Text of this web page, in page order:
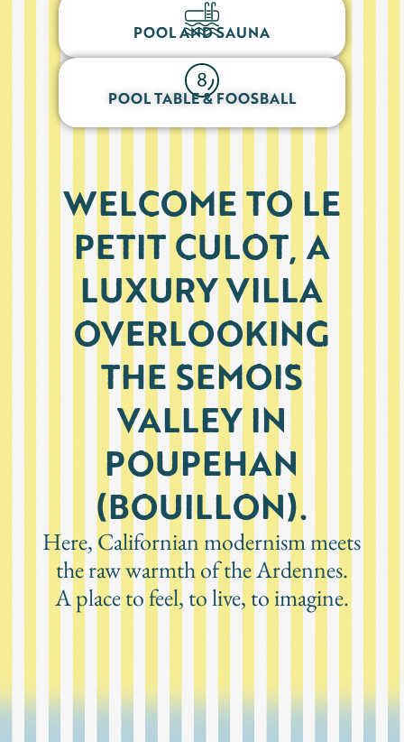
POOL AND SAUNA
POOL TABLE & FOOSBALL
WELCOME TO LE
PETIT CULOT, A
LUXURY VILLA
OVERLOOKING
THE SEMOIS
VALLEY IN
POUPEHAN
(BOUILLON).
Here, Californian modernism meets
the raw warmth of the Ardennes.
A place to feel, to live, to imagine.